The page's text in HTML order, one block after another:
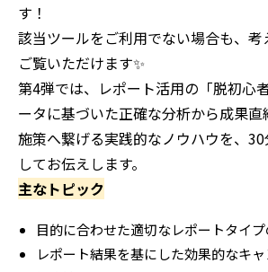
す！
該当ツールをご利用でない場合も、考
ご覧いただけます✨
第4弾では、レポート活用の「脱初心
ータに基づいた正確な分析から成果直
施策へ繋げる実践的なノウハウを、
してお伝えします。
主なトピック
目的に合わせた適切なレポートタイ
レポート結果を基にした効果的なキ